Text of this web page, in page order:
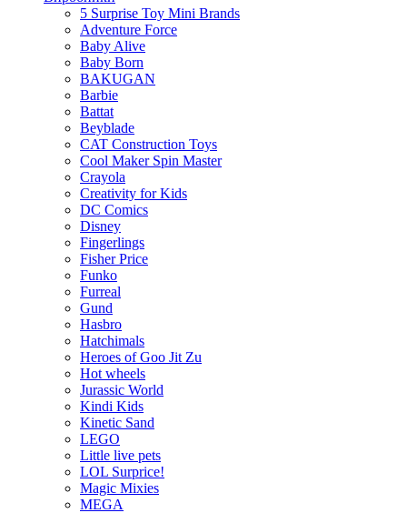
5 Surprise Toy Mini Brands
Adventure Force
Baby Alive
Baby Born
BAKUGAN
Barbie
Battat
Beyblade
CAT Construction Toys
Cool Maker Spin Master
Crayola
Creativity for Kids
DC Comics
Disney
Fingerlings
Fisher Price
Funko
Furreal
Gund
Hasbro
Hatchimals
Heroes of Goo Jit Zu
Hot wheels
Jurassic World
Kindi Kids
Kinetic Sand
LEGO
Little live pets
LOL Surprice!
Magic Mixies
MEGA